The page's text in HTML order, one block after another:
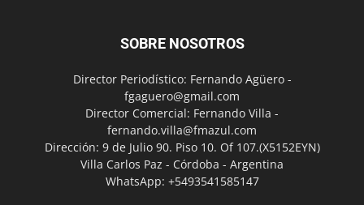
SOBRE NOSOTROS
Director Periodístico: Fernando Agüero -
fgaguero@gmail.com
Director Comercial: Fernando Villa -
fernando.villa@fmazul.com
Dirección: 9 de Julio 90. Piso 10. Of 107.(X5152EYN)
Villa Carlos Paz - Córdoba - Argentina
WhatsApp: +5493541585147